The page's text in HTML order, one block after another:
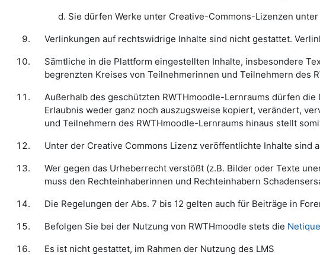
Sie dürfen Werke unter Creative-Commons-Lizenzen
Verlinkungen auf rechtswidrige Inhalte sind nicht gestattet.
Sämtliche in die Plattform eingestellten Inhalte, insbesondere
begrenzten Kreises von Teilnehmerinnen und Teilnehmern des
Außerhalb des geschützten RWTHmoodle-Lernraums dürfen
Erlaubnis weder ganz noch auszugsweise kopiert, verändert,
und Teilnehmern des RWTHmoodle-Lernraums hinaus stellt
Unter der Creative Commons Lizenz veröffentlichte Inhalte
Wer gegen das Urheberrecht verstößt (z.B. Bilder oder Texte
muss den Rechteinhaberinnen und Rechteinhabern
Die Regelungen der Abs. 7 bis 12 gelten auch für Beiträge in
Befolgen Sie bei der Nutzung von RWTHmoodle stets die
Es ist nicht gestattet, im Rahmen der Nutzung des LMS